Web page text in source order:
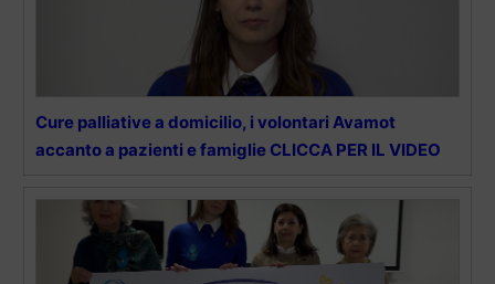
Cure palliative a domicilio, i volontari Avamot
accanto a pazienti e famiglie CLICCA PER IL VIDEO